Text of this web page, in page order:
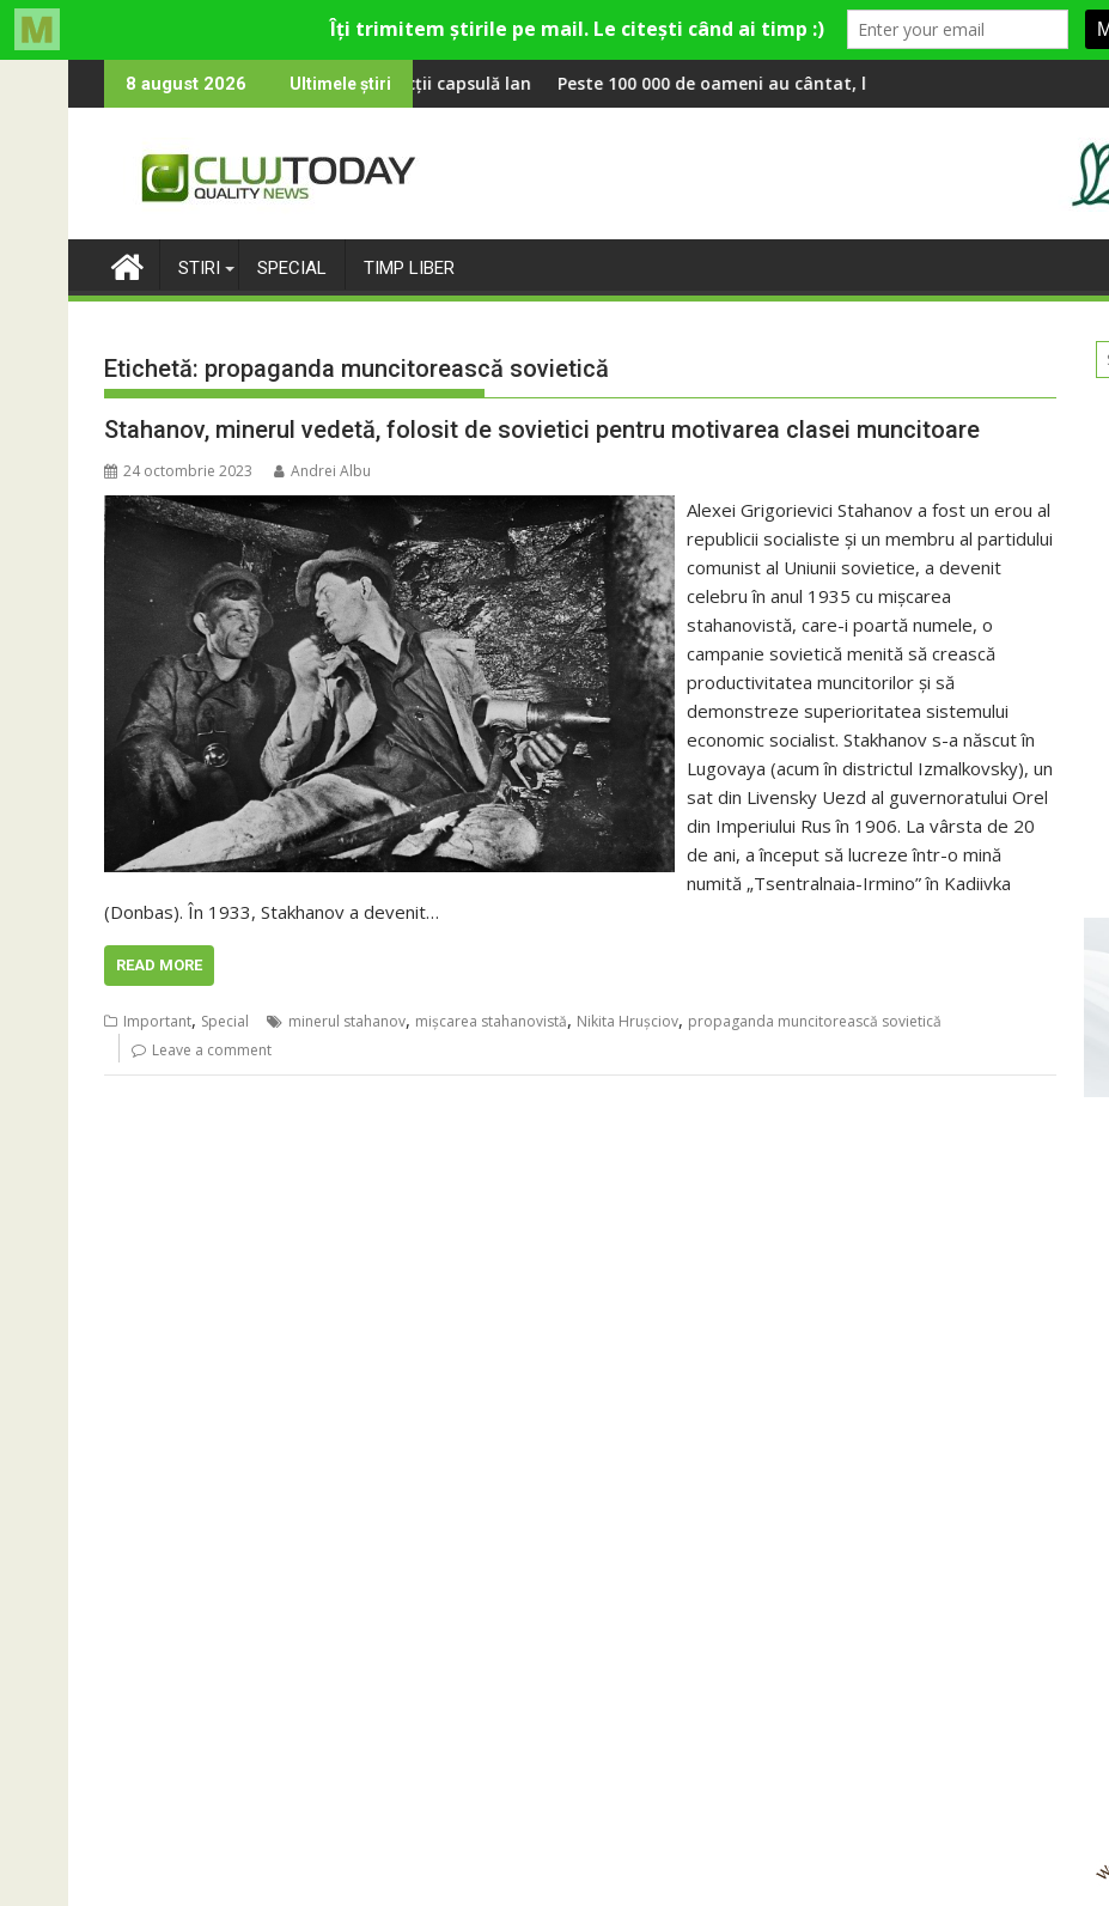
to
8 august 2026 Ultimele știri
revine la UNTOLD 2026: Colecții capsulă lansate cu Gina, Smiley și Theo Rose și comercianți români parteneri, în premieră la
Peste 100 000 de oameni au cântat, la Untold, împreună cu StingRIVUS transformă fosta
STIRI SPECIAL TIMP LIBER
Etichetă: propaganda muncitorească sovietică
Stahanov, minerul vedetă, folosit de sovietici pentru motivarea clasei muncitoare
24 octombrie 2023 Andrei Albu
Alexei Grigorievici Stahanov a fost un erou al
republicii socialiste și un membru al partidului
comunist al Uniunii sovietice, a devenit
celebru în anul 1935 cu mișcarea
stahanovistă, care-i poartă numele, o
campanie sovietică menită să crească
productivitatea muncitorilor și să
demonstreze superioritatea sistemului
economic socialist. Stakhanov s-a născut în
Lugovaya (acum în districtul Izmalkovsky), un
sat din Livensky Uezd al guvernoratului Orel
din Imperiului Rus în 1906. La vârsta de 20
de ani, a început să lucreze într-o mină
numită „Tsentralnaia-Irmino” în Kadiivka
(Donbas). În 1933, Stakhanov a devenit…
READ MORE
Important, Special minerul stahanov, mișcarea stahanovistă, Nikita Hrușciov, propaganda muncitorească sovietică
Leave a comment